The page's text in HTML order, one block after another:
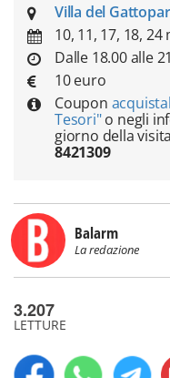
Villa del
10, 11, 17, 18,
Dalle 18.00 alle
10 euro
Coupon
Tesori"o negli
giorno della
8421309
Balarm
La redazione
3.207
LETTURE